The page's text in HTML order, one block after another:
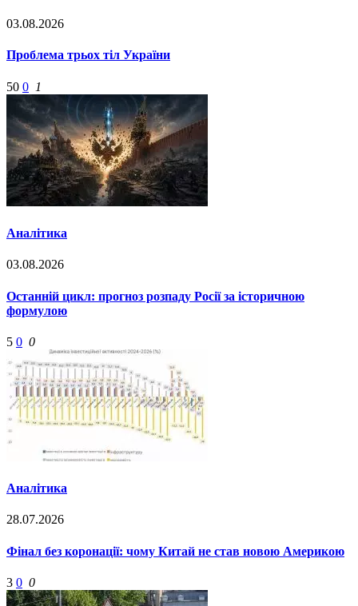
03.08.2026
Проблема трьох тіл України
50 0 1
Аналітика
03.08.2026
Останній цикл: прогноз розпаду Росії за історичною
формулою
5 0 0
Аналітика
28.07.2026
Фінал без коронації: чому Китай не став новою Америкою
3 0 0